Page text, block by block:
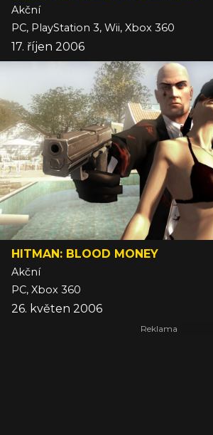
Akční
PC, PlayStation 3, Wii, Xbox 360
17. říjen 2006
HITMAN: BLOOD MONEY
Akční
PC, Xbox 360
26. květen 2006